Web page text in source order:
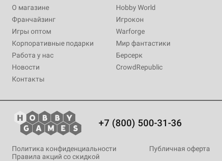
О магазине
Франчайзинг
Игры оптом
Корпоративные подарки
Работа у нас
Новости
Контакты
Hobby World
Игрокон
Warforge
Мир фантастики
Берсерк
CrowdRepublic
+7 (800) 500-31-36
Политика конфиденциальности
Публичная оферта
Правила акций со скидкой